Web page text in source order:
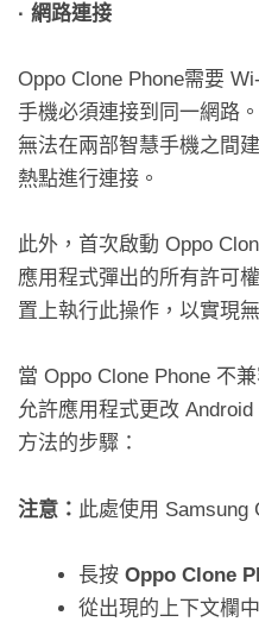
· 網路連接
Oppo Clone Phone需要
手機必須連接到同一網路
無法在兩部智慧手機之間
熱點進行連接。
此外，首次啟動 Oppo
應用程式彈出的所有許可
置上執行此操作，以實現
當 Oppo Clone Phone 不
允許應用程式更改
方法的步驟：
注意： 此處使用 Samsung
長按 Oppo Clone
從出現的上下文欄